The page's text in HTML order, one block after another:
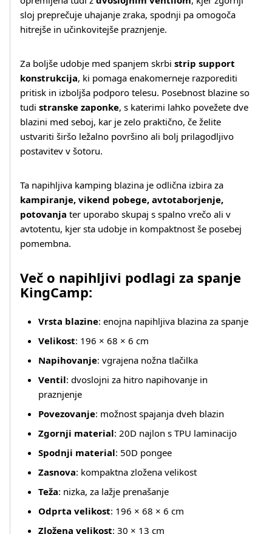
Več o izdelku
sloj preprečuje uhajanje zraka, spodnji pa omogoča
hitrejše in učinkovitejše praznjenje.
Za boljše udobje med spanjem skrbi strip support
konstrukcija, ki pomaga enakomerneje razporediti
pritisk in izboljša podporo telesu. Posebnost blazine so
tudi stranske zaponke, s katerimi lahko povežete dve
blazini med seboj, kar je zelo praktično, če želite
ustvariti širšo ležalno površino ali bolj prilagodljivo
postavitev v šotoru.
Ta napihljiva kamping blazina je odlična izbira za
kampiranje, vikend pobege, avtotaborjenje,
potovanja ter uporabo skupaj s spalno vrečo ali v
avtotentu, kjer sta udobje in kompaktnost še posebej
pomembna.
Več o napihljivi podlagi za spanje
KingCamp:
Vrsta blazine: enojna napihljiva blazina za spanje
Velikost: 196 × 68 × 6 cm
Napihovanje: vgrajena nožna tlačilka
Ventil: dvoslojni za hitro napihovanje in
praznjenje
Povezovanje: možnost spajanja dveh blazin
Zgornji material: 20D najlon s TPU laminacijo
Spodnji material: 50D pongee
Zasnova: kompaktna zložena velikost
Teža: nizka, za lažje prenašanje
Odprta velikost: 196 × 68 × 6 cm
Zložena velikost: 30 × 13 cm